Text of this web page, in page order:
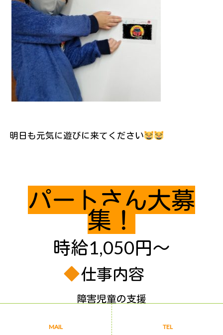
明日も元気に遊びに来てください
パートさん大募
集！
時給1,050円～
仕事内容
障害児童の支援
児童発達支援(未就学児）9：00～14：00
MAIL TEL